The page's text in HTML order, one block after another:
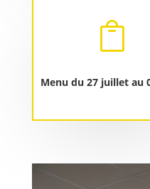

Menu du 27 juillet au